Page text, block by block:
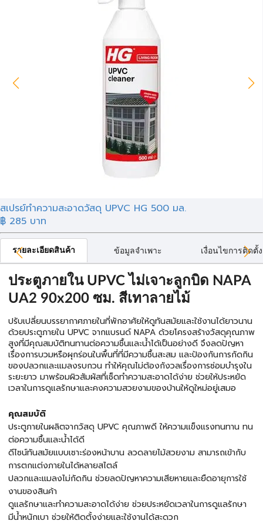
สเปรย์ทำความสะอาดวัสดุ UPVC HG 500 มล.
฿ 285 บาท
รายละเอียดสินค้า ข้อมูลจำเพาะ เงื่อนไขการติดตั้ง
ประตูภายใน UPVC ไม่เจาะลูกบิด NAPA
UA2 90x200 ซม. สีเทาลายไม้
ปรับเปลี่ยนบรรยากาศภายในที่พักอาศัยให้ดูทันสมัยและใช้งานได้ยาวนาน
ด้วยประตูภายใน UPVC จากแบรนด์ NAPA ด้วยโครงสร้างวัสดุคุณภาพ
สูงที่มีคุณสมบัติทนทานต่อความชื้นและน้ำได้เป็นอย่างดี จึงลดปัญหา
เรื่องการบวมหรือผุกร่อนในพื้นที่ที่มีความชื้นสะสม และป้องกันการกัดกิน
ของปลวกและแมลงรบกวน ทำให้คุณไม่ต้องกังวลเรื่องการซ่อมบำรุงใน
ระยะยาว มาพร้อมผิวสัมผัสที่เช็ดทำความสะอาดได้ง่าย ช่วยให้ประหยัด
เวลาในการดูแลรักษาและคงความสวยงามของบ้านให้ดูใหม่อยู่เสมอ
คุณสมบัติ
ประตูภายในผลิตจากวัสดุ UPVC คุณภาพดี ให้ความแข็งแรงทนทาน ทน
ต่อความชื้นและน้ำได้ดี
ดีไซน์ทันสมัยแบบเซาะร่องหน้าบาน ลวดลายไม้สวยงาม สามารถเข้ากับ
การตกแต่งภายในได้หลายสไตล์
ปลวกและแมลงไม่กัดกิน ช่วยลดปัญหาความเสียหายและยืดอายุการใช้
งานของสินค้า
ดูแลรักษาและทำความสะอาดได้ง่าย ช่วยประหยัดเวลาในการดูแลรักษา
มีน้ำหนักเบา ช่วยให้ติดตั้งง่ายและใช้งานได้สะดวก